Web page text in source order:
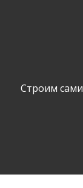
Строим сами